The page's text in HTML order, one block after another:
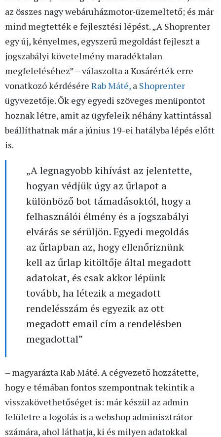
az összes nagy webáruházmotor-üzemeltető; és már
mind megtették e fejlesztési lépést. „A Shoprenter
egy új, kényelmes, egyszerű megoldást fejleszt a
jogszabályi követelmény maradéktalan
megfeleléséhez” – válaszolta a Kosárérték erre
vonatkozó kérdésére Rab Máté, a Shoprenter
ügyvezetője. Ők egy egyedi szöveges menüpontot
hoznak létre, amit az ügyfeleik néhány kattintással
beállíthatnak már a június 19-ei hatályba lépés előtt
is.
„A legnagyobb kihívást az jelentette,
hogyan védjük úgy az űrlapot a
különböző bot támadásoktól, hogy a
felhasználói élmény és a jogszabályi
elvárás se sérüljön. Egyedi megoldás
az űrlapban az, hogy ellenőriznünk
kell az űrlap kitöltője által megadott
adatokat, és csak akkor lépünk
tovább, ha létezik a megadott
rendelésszám és egyezik az ott
megadott email cím a rendelésben
megadottal”
– magyarázta Rab Máté. A cégvezető hozzátette,
hogy e témában fontos szempontnak tekintik a
visszakövethetőséget is: már készül az admin
felületre a logolás is a webshop adminisztrátor
számára, ahol láthatja, ki és milyen adatokkal